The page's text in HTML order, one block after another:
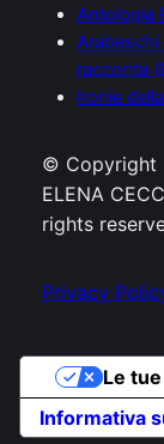
Antologia
Arabeschi
racconta
Ironie
© Copyright
ELENA
rights
Privacy
Informativa
Le